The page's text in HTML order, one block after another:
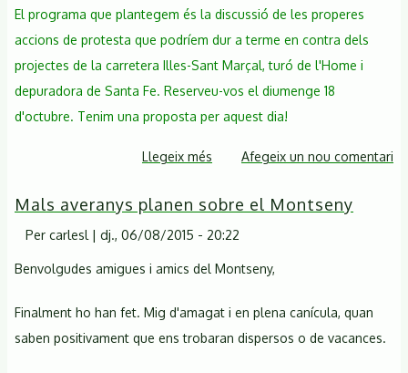
El programa que plantegem és la discussió de les properes
accions de protesta que podríem dur a terme en contra dels
projectes de la carretera Illes-Sant Marçal, turó de l'Home i
depuradora de Santa Fe. Reserveu-vos el diumenge 18
d'octubre. Tenim una proposta per aquest dia!
Llegeix més sobre
CSM
seves
al
projecte
Afegeix un nou comentari
Mals averanys planen sobre el Montseny
Per carlesl | dj., 06/08/2015 - 20:22
Benvolgudes amigues i amics del Montseny,
Finalment ho han fet. Mig d'amagat i en plena canícula, quan
saben positivament que ens trobaran dispersos o de vacances.